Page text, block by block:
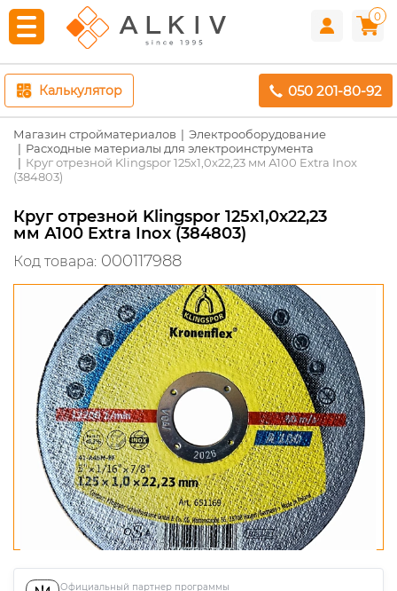
0
Калькулятор 050 201-80-92
Магазин стройматериалов
Электрооборудование
Расходные материалы для электроинструмента
Круг отрезной Klingspor 125х1,0х22,23 мм А100 Extra Inox
(384803)
Круг отрезной Klingspor 125х1,0х22,23
мм А100 Extra Inox (384803)
Код товара: 000117988
Официальный партнер программы